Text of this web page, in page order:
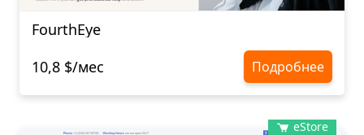
FourthEye
10,8 $/мес
Подробнее
eStore